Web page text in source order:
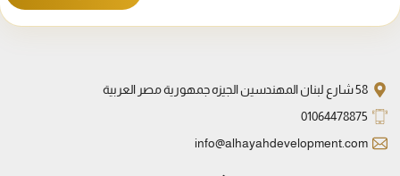
58 شارع لبنان المهندسين الجيزه جمهورية مصر العربية
01064478875
info@alhayahdevelopment.com